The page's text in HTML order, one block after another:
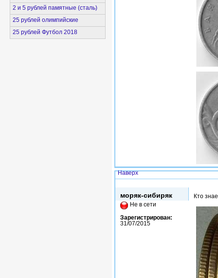
2 и 5 рублей памятные (сталь)
25 рублей олимпийские
25 рублей Футбол 2018
Наверх
моряк-сибиряк
Не в сети
Зарегистрирован:
31/07/2015
Кто